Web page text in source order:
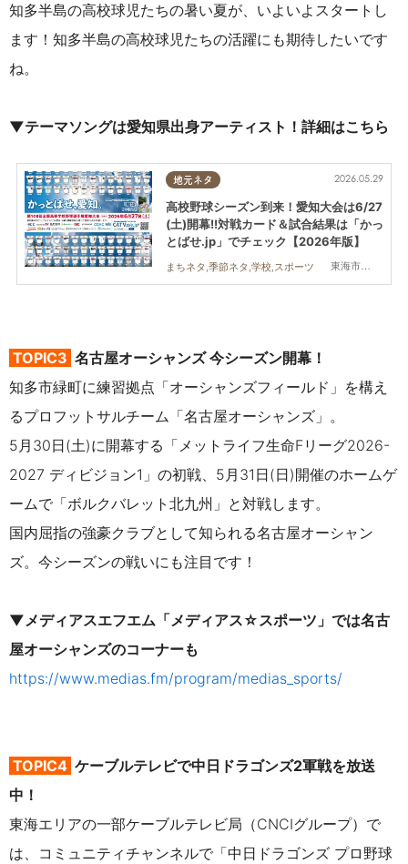
知多半島の高校球児たちの暑い夏が、いよいよスタートし
ます！知多半島の高校球児たちの活躍にも期待したいです
ね。
▼テーマソングは愛知県出身アーティスト！ 詳細はこちら
地元ネタ
東海市,大府市,知多市,東浦町,阿久比町,半田市,常滑市,武豊町,美浜町,南知多町
2026.05.29
高校野球シーズン到来！愛知大会は6/27
(土)開幕!!対戦カード＆試合結果は「かっ
とばせ.jp」でチェック【2026年版】
まちネタ,季節ネタ,学校,スポーツ
TOPIC3 名古屋オーシャンズ 今シーズン開幕！
知多市緑町に練習拠点「オーシャンズフィールド」を構え
るプロフットサルチーム「名古屋オーシャンズ」。
5月30日(土)に開幕する「メットライフ生命Fリーグ2026-
2027 ディビジョン1」の初戦、5月31日(日)開催のホームゲ
ームで「ボルクバレット北九州」と対戦します。
国内屈指の強豪クラブとして知られる名古屋オーシャン
ズ。今シーズンの戦いにも注目です！
▼メディアスエフエム「メディアス☆スポーツ」では名古
屋オーシャンズのコーナーも
https://www.medias.fm/program/medias_sports/
TOPIC4 ケーブルテレビで中日ドラゴンズ2軍戦を放送
中！
東海エリアの一部ケーブルテレビ局（CNCIグループ）で
は、コミュニティチャンネルで「中日ドラゴンズ プロ野球